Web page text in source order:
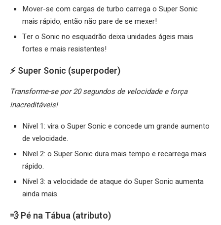
Mover-se com cargas de turbo carrega o Super Sonic
mais rápido, então não pare de se mexer!
Ter o Sonic no esquadrão deixa unidades ágeis mais
fortes e mais resistentes!
⚡ Super Sonic (superpoder)
Transforme-se por 20 segundos de velocidade e força
inacreditáveis!
Nível 1: vira o Super Sonic e concede um grande aumento
de velocidade.
Nível 2: o Super Sonic dura mais tempo e recarrega mais
rápido.
Nível 3: a velocidade de ataque do Super Sonic aumenta
ainda mais.
💨 Pé na Tábua (atributo)